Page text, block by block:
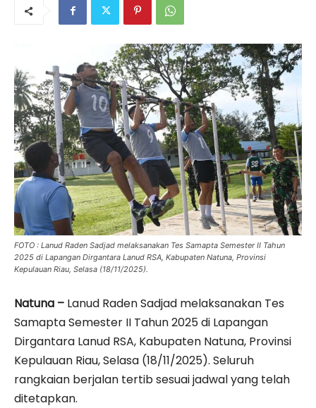
FOTO : Lanud Raden Sadjad melaksanakan Tes Samapta Semester II Tahun
2025 di Lapangan Dirgantara Lanud RSA, Kabupaten Natuna, Provinsi
Kepulauan Riau, Selasa (18/11/2025).
Natuna – Lanud Raden Sadjad melaksanakan Tes
Samapta Semester II Tahun 2025 di Lapangan
Dirgantara Lanud RSA, Kabupaten Natuna, Provinsi
Kepulauan Riau, Selasa (18/11/2025). Seluruh
rangkaian berjalan tertib sesuai jadwal yang telah
ditetapkan.